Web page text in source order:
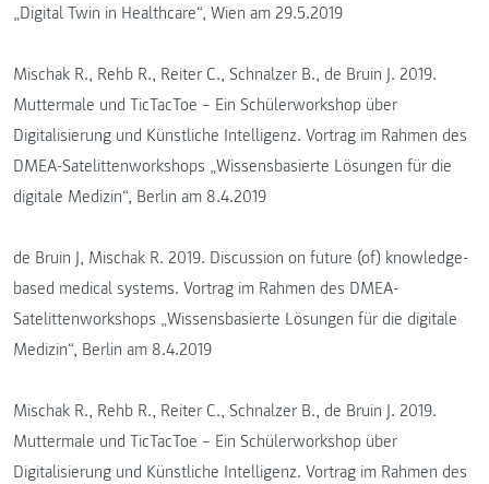
„Digital Twin in Healthcare“, Wien am 29.5.2019
Mischak R., Rehb R., Reiter C., Schnalzer B., de Bruin J. 2019.
Muttermale und TicTacToe – Ein Schülerworkshop über
Digitalisierung und Künstliche Intelligenz. Vortrag im Rahmen des
DMEA-Satelittenworkshops „Wissensbasierte Lösungen für die
digitale Medizin“, Berlin am 8.4.2019
de Bruin J, Mischak R. 2019. Discussion on future (of) knowledge-
based medical systems. Vortrag im Rahmen des DMEA-
Satelittenworkshops „Wissensbasierte Lösungen für die digitale
Medizin“, Berlin am 8.4.2019
Mischak R., Rehb R., Reiter C., Schnalzer B., de Bruin J. 2019.
Muttermale und TicTacToe – Ein Schülerworkshop über
Digitalisierung und Künstliche Intelligenz. Vortrag im Rahmen des